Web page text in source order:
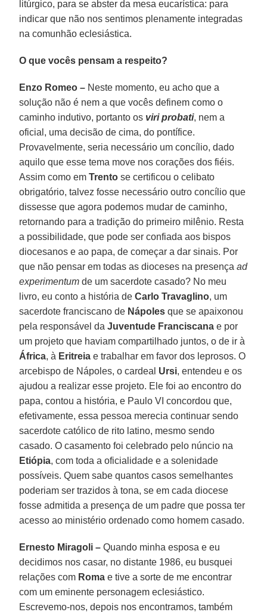
litúrgico, para se abster da mesa eucarística: para
indicar que não nos sentimos plenamente integradas
na comunhão eclesiástica.
O que vocês pensam a respeito?
Enzo Romeo – Neste momento, eu acho que a
solução não é nem a que vocês definem como o
caminho indutivo, portanto os viri probati, nem a
oficial, uma decisão de cima, do pontífice.
Provavelmente, seria necessário um concílio, dado
aquilo que esse tema move nos corações dos fiéis.
Assim como emTrento se certificou o celibato
obrigatório, talvez fosse necessário outro concílio que
dissesse que agora podemos mudar de caminho,
retornando para a tradição do primeiro milênio. Resta
a possibilidade, que pode ser confiada aos bispos
diocesanos e ao papa, de começar a dar sinais. Por
que não pensar em todas as dioceses na presençaad
experimentum de um sacerdote casado? No meu
livro, eu conto a história deCarlo Travaglino, um
sacerdote franciscano de Nápoles que se apaixonou
pela responsável daJuventude Franciscana e por
um projeto que haviam compartilhado juntos, o de ir à
África, à Eritreia e trabalhar em favor dos leprosos. O
arcebispo de Nápoles, o cardeal Ursi, entendeu e os
ajudou a realizar esse projeto. Ele foi ao encontro do
papa, contou a história, e Paulo VI concordou que,
efetivamente, essa pessoa merecia continuar sendo
sacerdote católico de rito latino, mesmo sendo
casado. O casamento foi celebrado pelo núncio na
Etiópia, com toda a oficialidade e a solenidade
possíveis. Quem sabe quantos casos semelhantes
poderiam ser trazidos à tona, se em cada diocese
fosse admitida a presença de um padre que possa ter
acesso ao ministério ordenado como homem casado.
Ernesto Miragoli – Quando minha esposa e eu
decidimos nos casar, no distante 1986, eu busquei
relações com Roma e tive a sorte de me encontrar
com um eminente personagem eclesiástico.
Escrevemo-nos, depois nos encontramos, também